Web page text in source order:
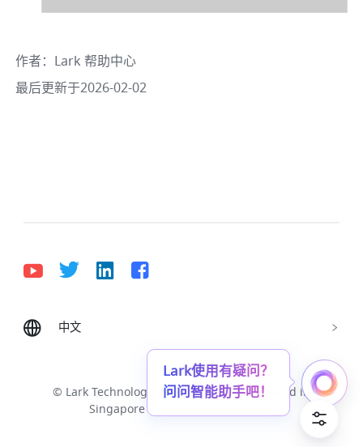
作者： Lark 帮助中心
最后更新于2026-02-02
中文
Deutsch English
Português (Brasil)
Tiếng Việt
ไทย 한국어 日本語
中文
© Lark Technologies Pte. Ltd. Headquartered in
Singapore with offices worldwide.